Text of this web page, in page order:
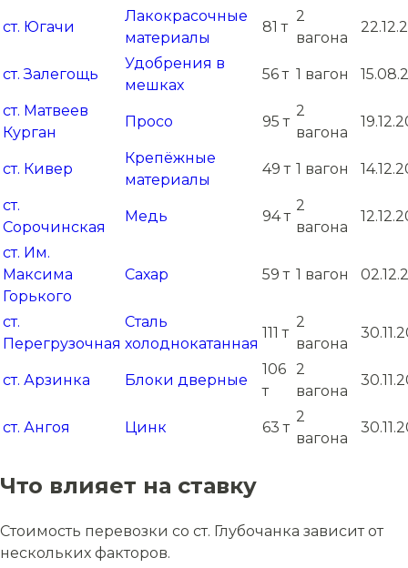
ст. Югачи
Лакокрасочные
материалы
81 т
2
вагона
ст. Залегощь
Удобрения в
мешках
56 т 1 вагон
ст. Матвеев
Курган
Просо 95 т
2
вагона
ст. Кивер
Крепёжные
материалы
49 т 1 вагон
ст.
Сорочинская
Медь 94 т
2
вагона
ст. Им.
Максима
Горького
Сахар 59 т 1 вагон
ст.
Перегрузочная
Сталь
холоднокатанная
111 т
2
вагона
ст. Арзинка Блоки дверные
106
т
2
вагона
ст. Ангоя Цинк 63 т
2
вагона
Что влияет на ставку
Стоимость перевозки со ст. Глубочанка зависит от
нескольких факторов.